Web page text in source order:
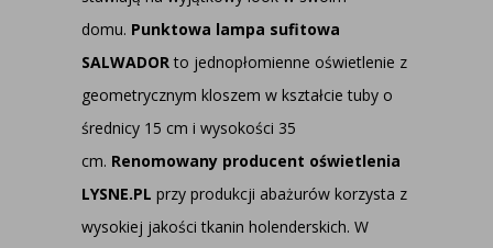
domu. Punktowa lampa sufitowa
SALWADORto jednopłomienne oświetlenie z
geometrycznym kloszem w kształcie tuby o
średnicy 15 cm i wysokości 35
cm. Renomowany producent oświetlenia
LYSNE.PL przy produkcji abażurów korzysta z
wysokiej jakości tkanin holenderskich. W